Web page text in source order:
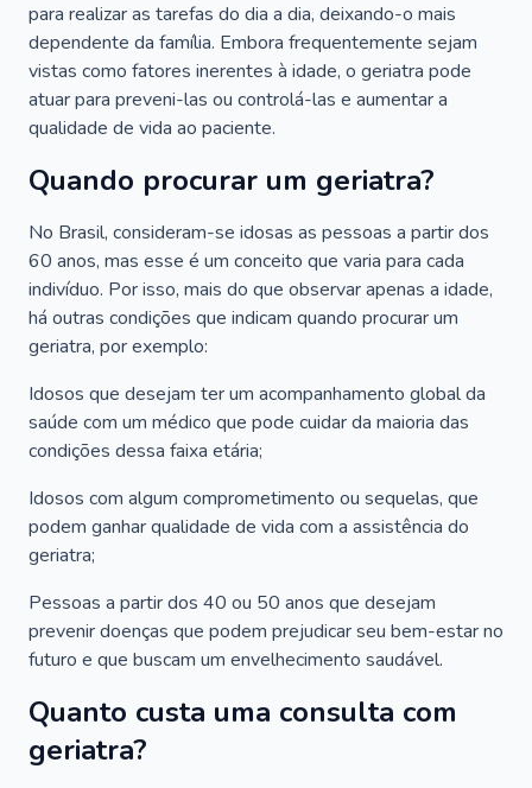
para realizar as tarefas do dia a dia, deixando-o mais
dependente da família. Embora frequentemente sejam
vistas como fatores inerentes à idade, o geriatra pode
atuar para preveni-las ou controlá-las e aumentar a
qualidade de vida ao paciente.
Quando procurar um geriatra?
No Brasil, consideram-se idosas as pessoas a partir dos
60 anos, mas esse é um conceito que varia para cada
indivíduo. Por isso, mais do que observar apenas a idade,
há outras condições que indicam quando procurar um
geriatra, por exemplo:
Idosos que desejam ter um acompanhamento global da
saúde com um médico que pode cuidar da maioria das
condições dessa faixa etária;
Idosos com algum comprometimento ou sequelas, que
podem ganhar qualidade de vida com a assistência do
geriatra;
Pessoas a partir dos 40 ou 50 anos que desejam
prevenir doenças que podem prejudicar seu bem-estar no
futuro e que buscam um envelhecimento saudável.
Quanto custa uma consulta com
geriatra?